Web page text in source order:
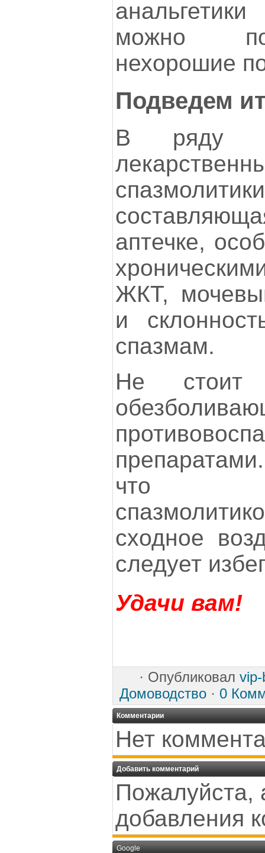
можно
нехорошие
Подведем
В ряду
аптечке,
ЖКТ,
и
спазмам.
Не
что
сходное
следует
Удачи вам!
· Опубликовал
Домоводство · 0
Комментарии
Нет
Добавить комментарий
Пожалуйста,
добавления
Google